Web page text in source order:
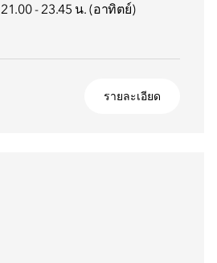
21.00 - 23.45 น. (อาทิตย์)
รายละเอียด